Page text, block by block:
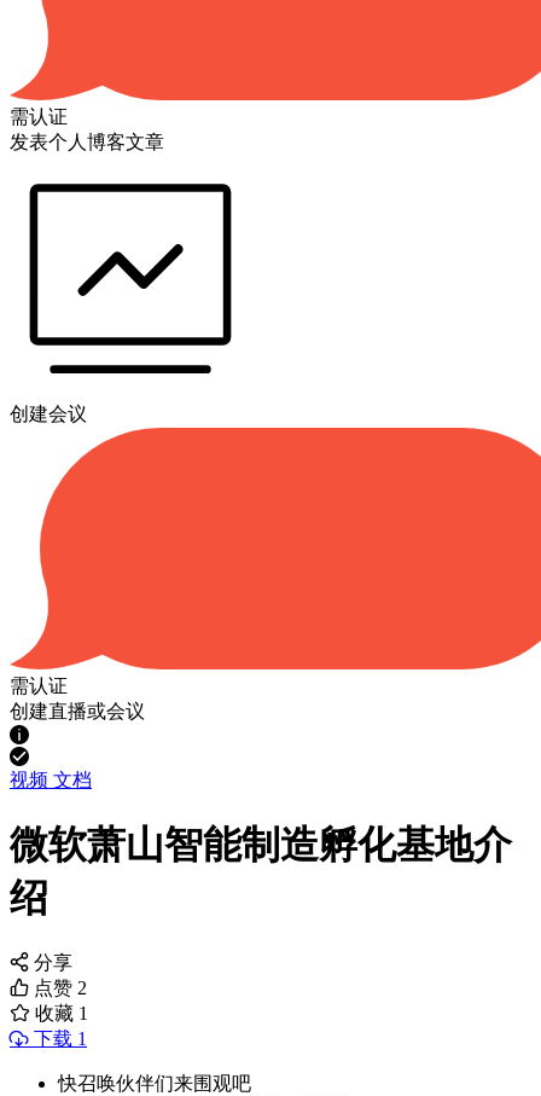
需认证
发表个人博客文章
创建会议
需认证
创建直播或会议
视频 文档
微软萧山智能制造孵化基地介
绍
分享
点赞 2
收藏 1
下载 1
快召唤伙伴们来围观吧